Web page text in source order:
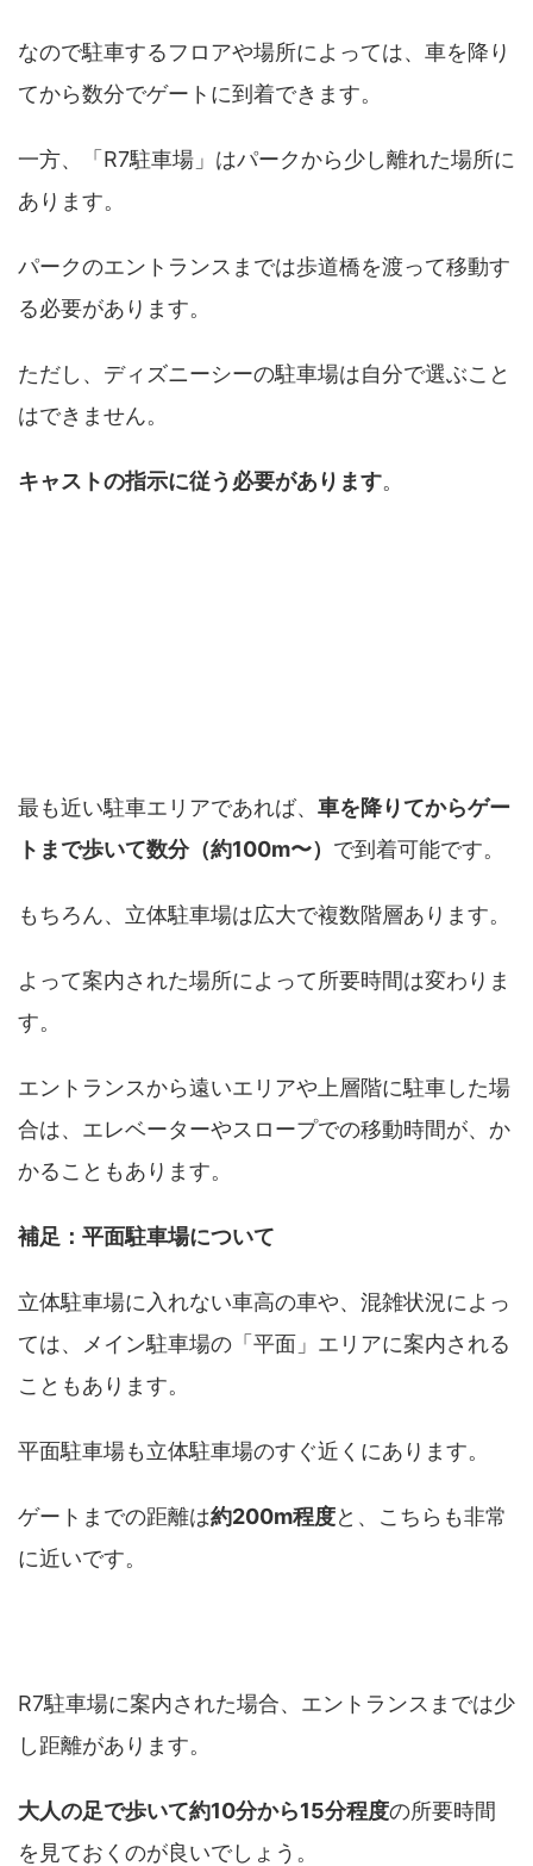
なので駐車するフロアや場所によっては、車を降り
てから数分でゲートに到着できます。
一方、「R7駐車場」はパークから少し離れた場所に
あります。
パークのエントランスまでは歩道橋を渡って移動す
る必要があります。
ただし、ディズニーシーの駐車場は自分で選ぶこと
はできません。
キャストの指示に従う必要があります。
最も近い駐車エリアであれば、 車を降りてからゲー
トまで歩いて数分（約100m〜） で到着可能です。
もちろん、立体駐車場は広大で複数階層あります。
よって案内された場所によって所要時間は変わりま
す。
エントランスから遠いエリアや上層階に駐車した場
合は、エレベーターやスロープでの移動時間が、か
かることもあります。
補足：平面駐車場について
立体駐車場に入れない車高の車や、混雑状況によっ
ては、メイン駐車場の「平面」エリアに案内される
こともあります。
平面駐車場も立体駐車場のすぐ近くにあります。
ゲートまでの距離は約200m程度と、こちらも非常
に近いです。
R7駐車場に案内された場合、エントランスまでは少
し距離があります。
大人の足で歩いて約10分から15分程度の所要時間
を見ておくのが良いでしょう。